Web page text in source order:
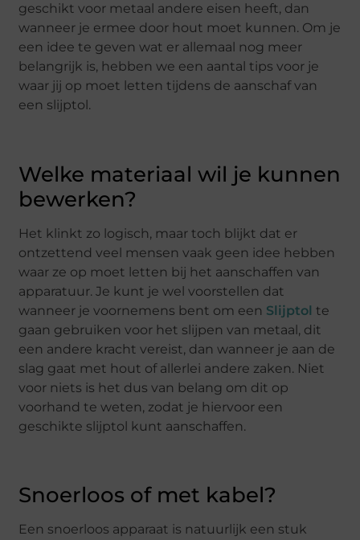
geschikt voor metaal andere eisen heeft, dan
wanneer je ermee door hout moet kunnen. Om je
een idee te geven wat er allemaal nog meer
belangrijk is, hebben we een aantal tips voor je
waar jij op moet letten tijdens de aanschaf van
een slijptol.
Welke materiaal wil je kunnen
bewerken?
Het klinkt zo logisch, maar toch blijkt dat er
ontzettend veel mensen vaak geen idee hebben
waar ze op moet letten bij het aanschaffen van
apparatuur. Je kunt je wel voorstellen dat
wanneer je voornemens bent om een Slijptol te
gaan gebruiken voor het slijpen van metaal, dit
een andere kracht vereist, dan wanneer je aan de
slag gaat met hout of allerlei andere zaken. Niet
voor niets is het dus van belang om dit op
voorhand te weten, zodat je hiervoor een
geschikte slijptol kunt aanschaffen.
Snoerloos of met kabel?
Een snoerloos apparaat is natuurlijk een stuk